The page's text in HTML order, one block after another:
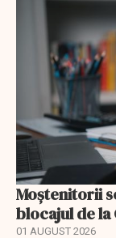
Moștenitorii
blocajul de la
01 AUGUST 2026